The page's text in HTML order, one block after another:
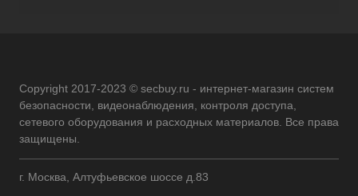
Copyright 2017-2023 © secbuy.ru - интернет-магазин систем
безопасности, видеонаблюдения, контроля доступа,
сетевого оборудования и расходных материалов. Все права
защищены.
г. Москва, Алтуфьевское шоссе д.83